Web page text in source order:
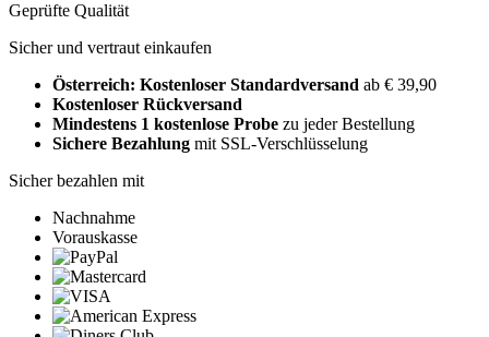
Geprüfte Qualität
Sicher und vertraut einkaufen
Österreich: Kostenloser Standardversand ab € 39,90
Kostenloser Rückversand
Mindestens 1 kostenlose Probe zu jeder Bestellung
Sichere Bezahlung mit SSL-Verschlüsselung
Sicher bezahlen mit
Nachnahme
Vorauskasse